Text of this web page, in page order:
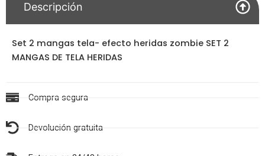
Descripción
Set 2 mangas tela- efecto heridas zombie SET 2
MANGAS DE TELA HERIDAS
Compra segura
Devolución gratuita